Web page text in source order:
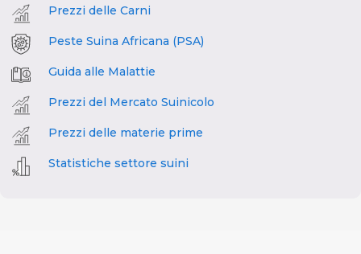
Prezzi delle Carni
Peste Suina Africana (PSA)
Guida alle Malattie
Prezzi del Mercato Suinicolo
Prezzi delle materie prime
Statistiche settore suini